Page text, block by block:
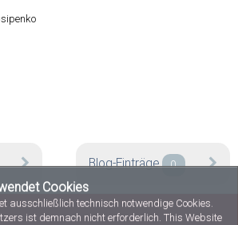
Cookies
ausschließlich technisch notwendige Cookies.
ist demnach nicht erforderlich. This Website
Blog-Einträge 0